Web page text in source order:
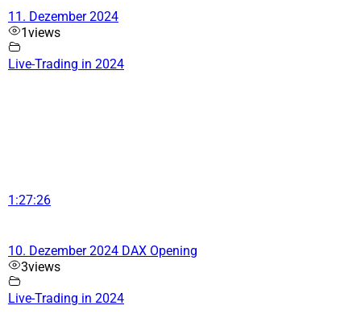
11. Dezember 2024
1views
Live-Trading in 2024
1:27:26
10. Dezember 2024 DAX Opening
3views
Live-Trading in 2024